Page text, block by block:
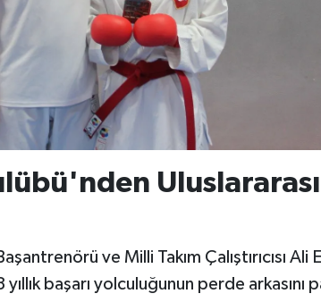
Uluslararası
ve Milli Takım Çalıştırıcısı Ali
başarı yolculuğunun perde arkasını